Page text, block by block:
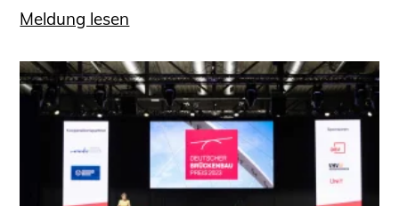
Meldung lesen